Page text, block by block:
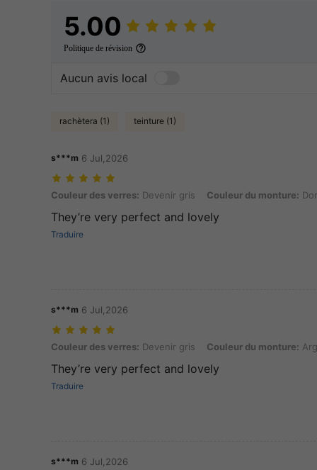
5.00
Politique de révision
Aucun avis local
rachètera (1) teinture (1)
s***m 6 Jul,2026
Couleur des verres: Devenir gris, Couleur du monture: Doré
Couleur des verres: Devenir gris Couleur du monture:
They’re very perfect and lovely
Traduire
s***m 6 Jul,2026
Couleur des verres: Devenir gris, Couleur du monture: Argent
Couleur des verres: Devenir gris Couleur du monture:
They’re very perfect and lovely
Traduire
s***m 6 Jul,2026